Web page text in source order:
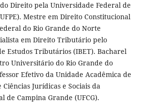
Direito pela Universidade Federal de
Mestre em Direito Constitucional
do Rio Grande do Norte
em Direito Tributário pelo
Estudos Tributários (IBET). Bacharel
Universitário do Rio Grande do
Efetivo da Unidade Acadêmica de
Jurídicas e Sociais da
de Campina Grande (UFCG).